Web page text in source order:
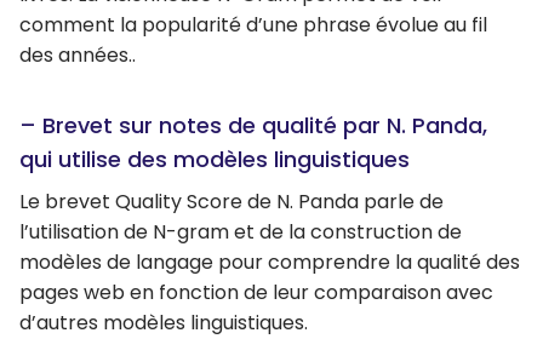
comment la popularité d’une phrase évolue au fil
des années..
– Brevet sur notes de qualité par N. Panda,
qui utilise des modèles linguistiques
Le brevet Quality Score de N. Panda parle de
l’utilisation de N-gram et de la construction de
modèles de langage pour comprendre la qualité des
pages web en fonction de leur comparaison avec
d’autres modèles linguistiques.